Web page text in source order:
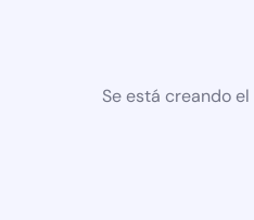
Se está creando